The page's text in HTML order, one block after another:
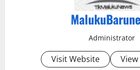
Administrator
Visit Website